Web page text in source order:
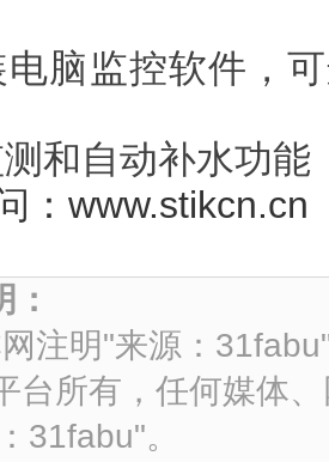
）
脑监控软件，
和自动补水功能
：www.stikcn.cn
注明"来源：
台所有，任何媒体
31fabu"。